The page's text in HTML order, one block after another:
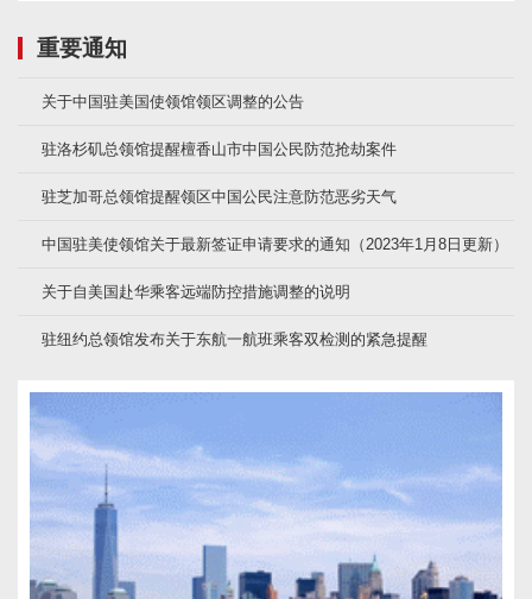
重要通知
关于中国驻美国使领馆领区调整的公告
驻洛杉矶总领馆提醒檀香山市中国公民防范抢劫案件
驻芝加哥总领馆提醒领区中国公民注意防范恶劣天气
中国驻美使领馆关于最新签证申请要求的通知（2023年1月8日更新）
关于自美国赴华乘客远端防控措施调整的说明
驻纽约总领馆发布关于东航一航班乘客双检测的紧急提醒